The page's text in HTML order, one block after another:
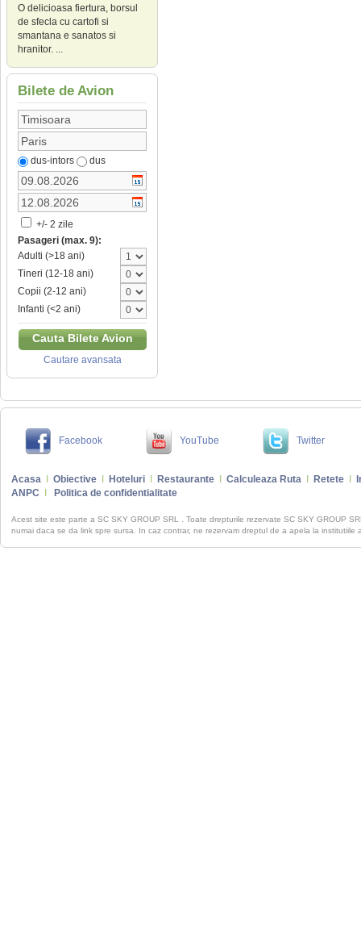
O delicioasa fiertura, borsul
de sfecla cu cartofi si
smantana e sanatos si
hranitor. ...
Bilete de Avion
dus-intors dus
+/- 2 zile
Pasageri (max. 9):
Adulti (>18 ani)
Tineri (12-18 ani)
Copii (2-12 ani)
Infanti (<2 ani)
Cauta Bilete Avion
Cautare avansata
Facebook YouTube Twitter
Acasa Obiective Hoteluri Restaurante Calculeaza Ruta Retete
ANPC
Politica de confidentialitate
Acest site este parte a SC SKY GROUP SRL . Toate drepturile rezervate SC SKY GROUP
numai daca se da link spre sursa. In caz contrar, ne rezervam dreptul de a apela la institutiile